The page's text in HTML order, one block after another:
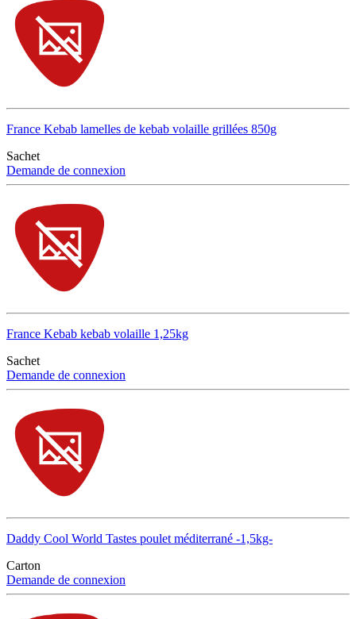
France Kebab lamelles de kebab volaille grillées 850g
Sachet
Demande de connexion
France Kebab kebab volaille 1,25kg
Sachet
Demande de connexion
Daddy Cool World Tastes poulet méditerrané -1,5kg-
Carton
Demande de connexion